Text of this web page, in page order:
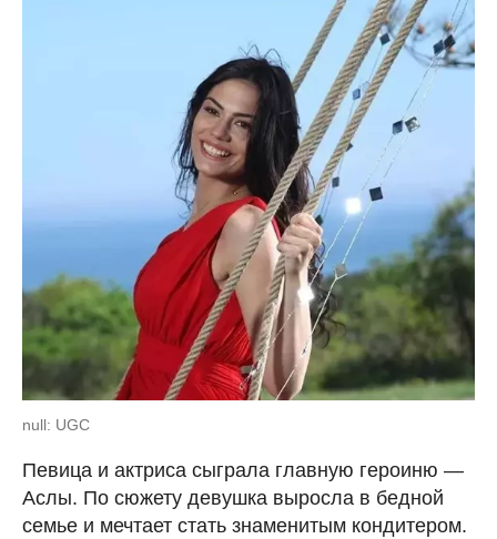
null: UGC
Певица и актриса сыграла главную героиню —
Аслы. По сюжету девушка выросла в бедной
семье и мечтает стать знаменитым кондитером.